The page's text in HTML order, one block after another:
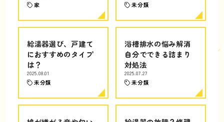
家 未分類
給湯器選び、戸建て
におすすめのタイプ
は？
2025.08.01
未分類
浴槽排水の悩み解消
自分でできる詰まり
対処法
2025.07.27
未分類